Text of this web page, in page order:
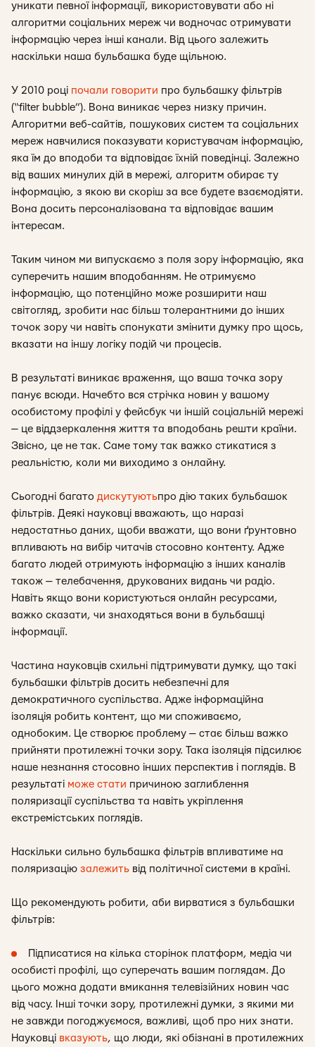
уникати певної інформації, використовувати або ні
алгоритми соціальних мереж чи водночас отримувати
інформацію через інші канали. Від цього залежить
наскільки наша бульбашка буде щільною.
У 2010 році почали говорити про бульбашку фільтрів
(“filter bubble”). Вона виникає через низку причин.
Алгоритми веб-сайтів, пошукових систем та соціальних
мереж навчилися показувати користувачам інформацію,
яка їм до вподоби та відповідає їхній поведінці. Залежно
від ваших минулих дій в мережі, алгоритм обирає ту
інформацію, з якою ви скоріш за все будете взаємодіяти.
Вона досить персоналізована та відповідає вашим
інтересам.
Таким чином ми випускаємо з поля зору інформацію, яка
суперечить нашим вподобанням. Не отримуємо
інформацію, що потенційно може розширити наш
світогляд, зробити нас більш толерантними до інших
точок зору чи навіть спонукати змінити думку про щось,
вказати на іншу логіку подій чи процесів.
В результаті виникає враження, що ваша точка зору
панує всюди. Начебто вся стрічка новин у вашому
особистому профілі у фейсбук чи іншій соціальній мережі
— це віддзеркалення життя та вподобань решти країни.
Звісно, це не так. Саме тому так важко стикатися з
реальністю, коли ми виходимо з онлайну.
Сьогодні багато дискутуютьпро дію таких бульбашок
фільтрів. Деякі науковці вважають, що наразі
недостатньо даних, щоби вважати, що вони ґрунтовно
впливають на вибір читачів стосовно контенту. Адже
багато людей отримують інформацію з інших каналів
також — телебачення, друкованих видань чи радіо.
Навіть якщо вони користуються онлайн ресурсами,
важко сказати, чи знаходяться вони в бульбашці
інформації.
Частина науковців схильні підтримувати думку, що такі
бульбашки фільтрів досить небезпечні для
демократичного суспільства. Адже інформаційна
ізоляція робить контент, що ми споживаємо,
однобоким. Це створює проблему — стає більш важко
прийняти протилежні точки зору. Така ізоляція підсилює
наше незнання стосовно інших перспектив і поглядів. В
результаті може стати причиною заглиблення
поляризації суспільства та навіть укріплення
екстремістських поглядів.
Наскільки сильно бульбашка фільтрів впливатиме на
поляризацію залежить від політичної системи в країні.
Що рекомендують робити, аби вирватися з бульбашки
фільтрів:
Підписатися на кілька сторінок платформ, медіа чи
особисті профілі, що суперечать вашим поглядам. До
цього можна додати вмикання телевізійних новин час
від часу. Інші точки зору, протилежні думки, з якими ми
не завжди погоджуємося, важливі, щоб про них знати.
Науковці вказують, що люди, які обізнані в протилежних